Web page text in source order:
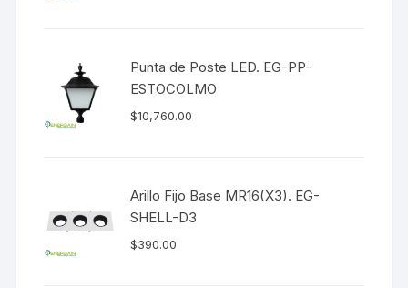
Punta de Poste LED. EG-PP-
ESTOCOLMO
$10,760.00
Arillo Fijo Base MR16(X3). EG-
SHELL-D3
$390.00